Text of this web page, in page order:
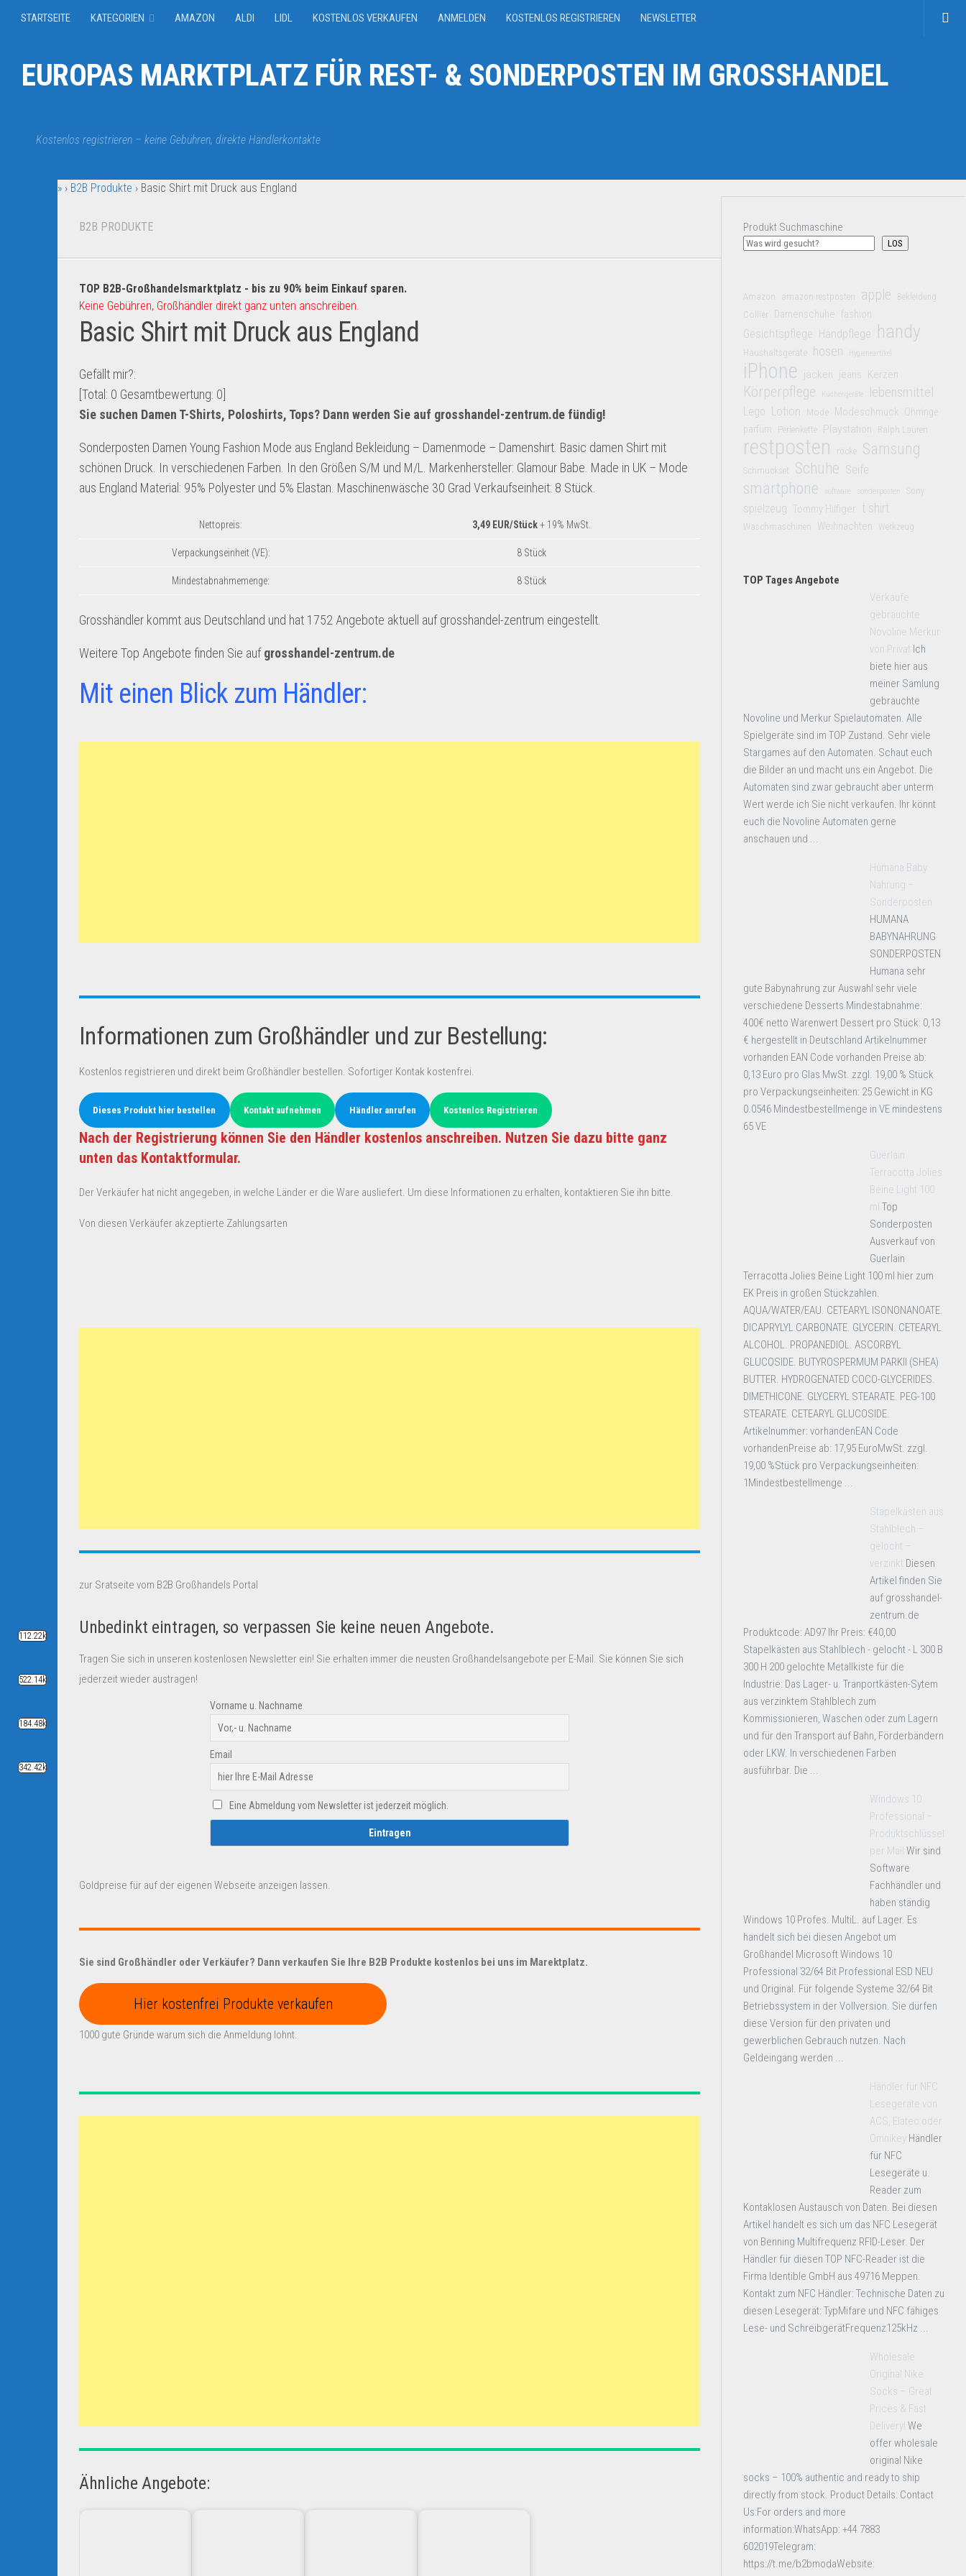
STARTSEITE KATEGORIEN AMAZON ALDI LIDL KOSTENLOS VERKAUFEN ANMELDEN KOSTENLOS REGISTRIEREN NEWSLETTER
EUROPAS MARKTPLATZ FÜR REST- & SONDERPOSTEN IM GROSSHANDEL
Kostenlos registrieren – keine Gebühren, direkte Händlerkontakte
» › B2B Produkte › Basic Shirt mit Druck aus England
B2B PRODUKTE
TOP B2B-Großhandelsmarktplatz - bis zu 90% beim Einkauf sparen.
Keine Gebühren, Großhändler direkt ganz unten anschreiben.
Basic Shirt mit Druck aus England
Gefällt mir?:
[Total: 0 Gesamtbewertung: 0
Sie suchen Damen T-Shirts, Poloshirts, Tops? Dann werden Sie auf grosshandel-zentrum.defündig!
Sonderposten Damen Young Fashion Mode aus England Bekleidung – Damenmode – Damenshirt. Basic damen Shirt mit
schönen Druck. In verschiedenen Farben. In den Größen S/M und M/L. Markenhersteller: Glamour Babe. Made in UK – Mode
aus England Material: 95% Polyester und 5% Elastan. Maschinenwäsche 30 Grad Verkaufseinheit: 8 Stück.
Nettopreis: 3,49 EUR/Stück+ 19% MwSt.
Verpackungseinheit (VE): 8 Stück
Mindestabnahmemenge: 8 Stück
Grosshändler kommt aus Deutschland und hat 1752 Angebote aktuell auf grosshandel-zentrum eingestellt.
Weitere Top Angebote finden Sie aufgrosshandel-zentrum.de
Mit einen Blick zum Händler:
Informationen zum Großhändler und zur Bestellung:
Kostenlos registrieren und direkt beim Großhändler bestellen. Sofortiger Kontak kostenfrei.
Dieses Produkt hier bestellen Kontakt aufnehmen Händler anrufen Kostenlos Registrieren
Nach der Registrierung können Sie den Händler kostenlos anschreiben. Nutzen Sie dazu bitte ganz
unten das Kontaktformular.
Der Verkäufer hat nicht angegeben, in welche Länder er die Ware ausliefert. Um diese Informationen zu erhalten, kontaktieren Sie ihn bitte.
Von diesen Verkäufer akzeptierte Zahlungsarten
zur Sratseite vom B2B Großhandels Portal
Unbedinkt eintragen, so verpassen Sie keine neuen Angebote.
Tragen Sie sich in unseren kostenlosen Newsletter ein! Sie erhalten immer die neusten Großhandelsangebote per E-Mail. Sie können Sie sich
jederzeit wieder austragen!
Vorname u. Nachname
Email
Eine Abmeldung vom Newsletter ist jederzeit möglich.
Goldpreise für auf der eigenen Webseite anzeigen lassen.
Sie sind Großhändler oder Verkäufer? Dann verkaufen Sie Ihre B2B Produkte kostenlos bei uns im Marektplatz.
Hier kostenfrei Produkte verkaufen
1000 gute Gründe warum sich die Anmeldung lohnt.
Ähnliche Angebote:
Produkt Suchmaschine
LOS
Amazon amazon restposten apple Bekleidung
Collier Damenschuhe fashion
Gesichtspflege Handpflege handy
Haushaltsgeräte hosen Hygieneartikel
iPhone jacken jeans Kerzen
Körperpflege Küchengeräte lebensmittel
Lego Lotion Mode Modeschmuck Ohrringe
parfüm
Perlenkette Playstation Ralph Lauren
restposten röcke Samsung
Schmuckset Schuhe Seife
smartphone software sonderposten Sony
spielzeug Tommy Hilfiger t shirt
Waschmaschinen Weihnachten Werkzeug
TOP Tages Angebote
Verkaufe
gebrauchte
Novoline Merkur
von Privat Ich
biete hier aus
meiner Samlung
gebrauchte
Novoline und Merkur Spielautomaten. Alle
Spielgeräte sind im TOP Zustand. Sehr viele
Stargames auf den Automaten. Schaut euch
die Bilder an und macht uns ein Angebot. Die
Automaten sind zwar gebraucht aber unterm
Wert werde ich Sie nicht verkaufen. Ihr könnt
euch die Novoline Automaten gerne
anschauen und ...
Humana Baby
Nahrung –
Sonderposten
HUMANA
BABYNAHRUNG
SONDERPOSTEN
Humana sehr
gute Babynahrung zur Auswahl sehr viele
verschiedene Desserts Mindestabnahme:
400€ netto Warenwert Dessert pro Stück: 0,13
€ hergestellt in Deutschland Artikelnummer
vorhanden EAN Code vorhanden Preise ab:
0,13 Euro pro Glas MwSt. zzgl. 19,00 % Stück
pro Verpackungseinheiten: 25 Gewicht in KG
0.0546 Mindestbestellmenge in VE mindestens
65 VE
Guerlain
Terracotta Jolies
Beine Light 100
ml Top
Sonderposten
Ausverkauf von
Guerlain
Terracotta Jolies Beine Light 100 ml hier zum
EK Preis in großen Stückzahlen.
AQUA/WATER/EAU. CETEARYL ISONONANOATE.
DICAPRYLYL CARBONATE. GLYCERIN. CETEARYL
ALCOHOL. PROPANEDIOL. ASCORBYL
GLUCOSIDE. BUTYROSPERMUM PARKII (SHEA)
BUTTER. HYDROGENATED COCO-GLYCERIDES.
DIMETHICONE. GLYCERYL STEARATE. PEG-100
STEARATE. CETEARYL GLUCOSIDE.
Artikelnummer: vorhandenEAN Code
vorhandenPreise ab: 17,95 EuroMwSt. zzgl.
19,00 %Stück pro Verpackungseinheiten:
1Mindestbestellmenge ...
Stapelkästen aus
Stahlblech –
gelocht –
verzinkt Diesen
Artikel finden Sie
auf grosshandel-
zentrum.de
Produktcode: AD97 Ihr Preis: €40,00
Stapelkästen aus Stahlblech - gelocht - L 300 B
300 H 200 gelochte Metallkiste für die
Industrie: Das Lager- u. Tranportkästen-Sytem
aus verzinktem Stahlblech zum
Kommissionieren, Waschen oder zum Lagern
und für den Transport auf Bahn, Förderbändern
oder LKW. In verschiedenen Farben
ausführbar. Die ...
Windows 10
Professional –
Produktschlüssel
per Mail Wir sind
Software
Fachhändler und
haben ständig
Windows 10 Profes. MultiL. auf Lager. Es
handelt sich bei diesen Angebot um
Großhandel Microsoft Windows 10
Professional 32/64 Bit Professional ESD NEU
und Original. Für folgende Systeme 32/64 Bit
Betriebssystem in der Vollversion. Sie dürfen
diese Version für den privaten und
gewerblichen Gebrauch nutzen. Nach
Geldeingang werden ...
Händler für NFC
Lesegeräte von
ACS, Elatec oder
Omnikey Händler
für NFC
Lesegeräte u.
Reader zum
Kontaklosen Austausch von Daten. Bei diesen
Artikel handelt es sich um das NFC Lesegerät
von Benning Multifrequenz RFID-Leser. Der
Händler für diesen TOP NFC-Reader ist die
Firma Identible GmbH aus 49716 Meppen.
Kontakt zum NFC Händler: Technische Daten zu
diesen Lesegerät: TypMifare und NFC fähiges
Lese- und SchreibgerätFrequenz125kHz ...
Wholesale
Original Nike
Socks – Great
Prices & Fast
Delivery! We
offer wholesale
original Nike
socks – 100% authentic and ready to ship
directly from stock. Product Details: Contact
Us:For orders and more
information:WhatsApp: +44 7883
602019Telegram:
https://t.me/b2bmodaWebsite:
112.22k
522.14k
184.48k
342.42k